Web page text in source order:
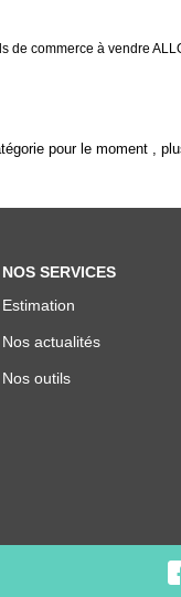
commerce à vendre
pour le moment ,
NOS SERVICES
Estimation
Nos actualités
Nos outils